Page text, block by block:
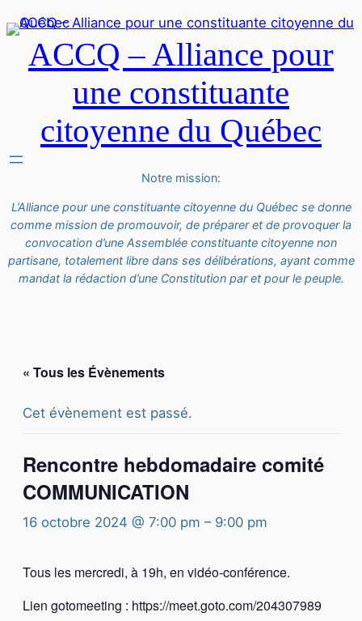
ACCQ – Alliance pour
une constituante
citoyenne du Québec
Notre mission:
L’Alliance pour une constituante citoyenne du Québec se donne
comme mission de promouvoir, de préparer et de provoquer la
convocation d’une Assemblée constituante citoyenne non
partisane, totalement libre dans ses délibérations, ayant comme
mandat la rédaction d’une Constitution par et pour le peuple.
« Tous les Évènements
Cet évènement est passé.
Rencontre hebdomadaire comité
COMMUNICATION
16 octobre 2024 @ 7:00 pm – 9:00 pm
Tous les mercredi, à 19h, en vidéo-conférence.
Lien gotomeeting : https://meet.goto.com/204307989